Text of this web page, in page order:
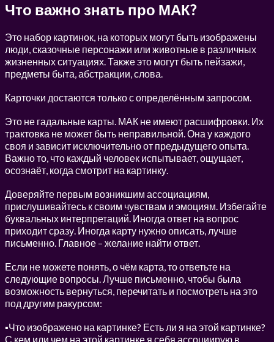
Что важно знать про МАК?
Это набор картинок, на которых могут быть изображены
люди, сказочные персонажи или животные в различных
жизненных ситуациях. Также это могут быть пейзажи,
предметы быта, абстракции, слова.
Карточки достаются только с определённым запросом.
Это не гадальные карты. МАК не имеют расшифровки. Их
трактовка не может быть неправильной. Она у каждого
своя и зависит исключительно от предыдущего опыта.
Важно то, что каждый человек испытывает, ощущает,
осознаёт, когда смотрит на картинку.
Доверяйте первым возникшим ассоциациям,
прислушивайтесь к своим чувствам и эмоциям. Избегайте
буквальных интерпретаций. Иногда ответ на вопрос
приходит сразу. Иногда карту нужно описать, лучше
письменно. Главное – желание найти ответ.
Если не можете понять, о чём карта, то ответьте на
следующие вопросы. Лучше письменно, чтобы была
возможность вернуться, перечитать и посмотреть на это
под другим ракурсом:
▪Что изображено на картинке? Есть ли я на этой картинке?
С кем или чем на этой картинке я себя ассоциирую в